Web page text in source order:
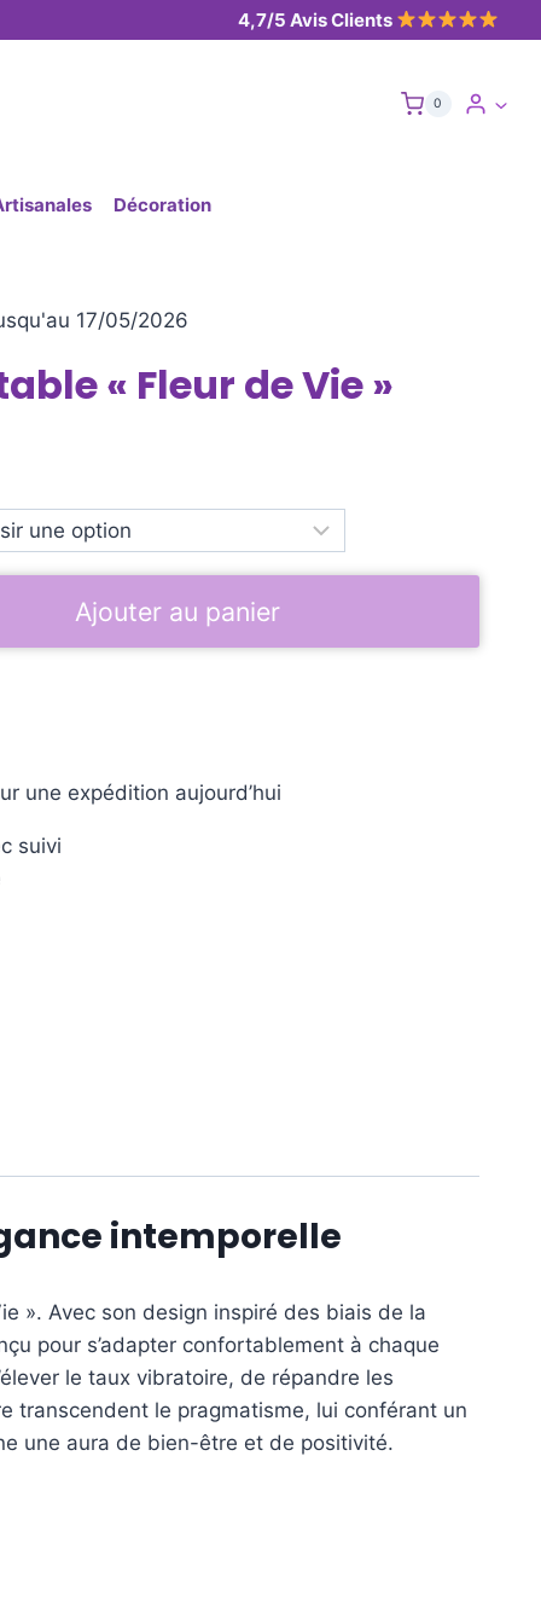
4,7/5 Avis Clients
0
Décoration
17/05/2026
« Fleur de Vie »
Ajouter au panier
une expédition aujourd’hui
suivi
intemporelle
». Avec son design inspiré des biais de la
pour s’adapter confortablement à chaque
le taux vibratoire, de répandre les
transcendent le pragmatisme, lui conférant un
une aura de bien-être et de positivité.